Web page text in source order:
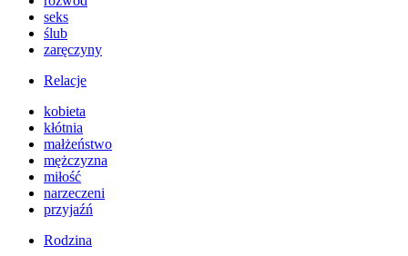
seks
ślub
zaręczyny
Relacje
kobieta
kłótnia
małżeństwo
mężczyzna
miłość
narzeczeni
przyjaźń
Rodzina